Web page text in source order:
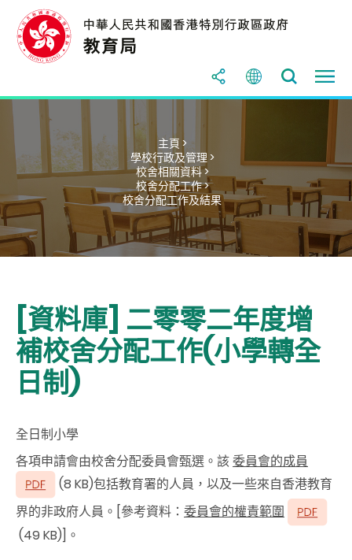
主頁 >
學校行政及管理 >
校舍相關資料 >
校舍分配工作 >
校舍分配工作及結果
[資料庫] 二零零二年度增
補校舍分配工作(小學轉全
日制)
全日制小學
各項申請會由校舍分配委員會甄選。該委員會的成員
(8 KB)包括教育署的人員，以及一些來自香港教育
界的非政府人員。[參考資料： 委員會的權責範圍
(49 KB)]。